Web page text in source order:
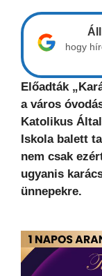
hogy
Előadták
a város
Katolikus
Iskola balett
nem csak
ugyanis
ünnepekre.